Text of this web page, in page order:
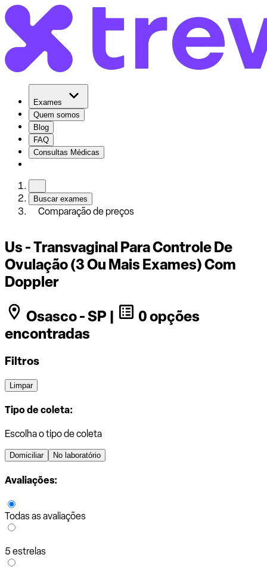
Exames
Quem somos
Blog
FAQ
Consultas Médicas
Buscar exames
Comparação de preços
Us - Transvaginal Para Controle De
Ovulação (3 Ou Mais Exames) Com
Doppler
Osasco - SP |
0 opções
encontradas
Filtros
Limpar
Tipo de coleta:
Escolha o tipo de coleta
Domiciliar No laboratório
Avaliações:
Todas as avaliações
5 estrelas